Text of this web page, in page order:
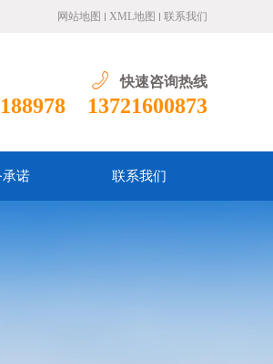
网站地图 XML地图 联系我们
快速咨询热线
13721600873
承诺 联系我们